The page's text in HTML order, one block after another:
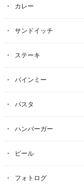
カレー
サンドイッチ
ステーキ
バインミー
パスタ
ハンバーガー
ビール
フォトログ